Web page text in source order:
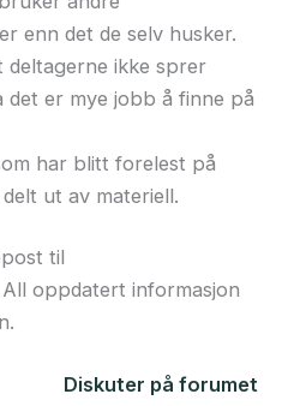
enn det de selv husker.
deltagerne ikke sprer
det er mye jobb å finne på
har blitt forelest på
ut av materiell.
til
All oppdatert informasjon
Diskuter på forumet